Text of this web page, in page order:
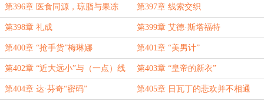
第396章 医食同源，琼脂与果冻 第397章 线索交织
第398章 礼成 第399章 艾德·斯塔福特
第400章 “抢手货”梅琳娜 第401章 “美男计”
第402章 “近大远小”与（一点）线
性透视法
第403章 “皇帝的新衣”
第404章 达·芬奇“密码” 第405章 日瓦丁的悲欢并不相通